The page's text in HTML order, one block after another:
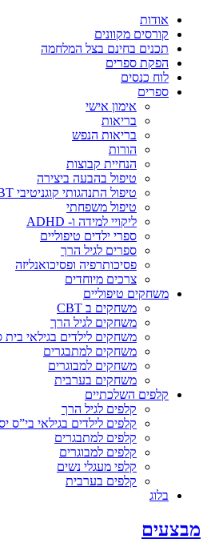
אודות
קורסים מקוונים
תכנים בחינם בצל המלחמה
הפקת ספרים
לוח כנסים
ספרים
אימון אישי
בריאות
בריאות הנפש
הורות
הנחיית קבוצות
טיפול בהבעה ביצירה
טיפול התנהגותי קוגניטיבי CBT
טיפול משפחתי
ליקויי למידה ו- ADHD
ספרי ילדים טיפוליים
ספרים לגיל הרך
פסיכותרפיה ופסיכואנליזה
צרכים מיוחדים
משחקים טיפוליים
משחקים ב CBT
משחקים לגיל הרך
משחקים לילדים בגילאי בית
משחקים למתבגרים
משחקים למבוגרים
משחקים בערבית
קלפים השלכתיים
קלפים לגיל הרך
קלפים לילדים בגילאי בי”ס
קלפים למתבגרים
קלפים למבוגרים
קלפי מעגלי נשים
קלפים בערבית
בלוג
מבצעים